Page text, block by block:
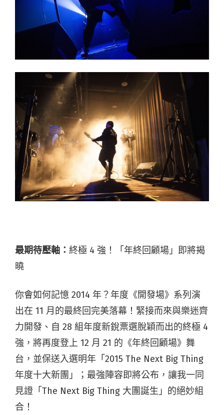
最期待壓軸： 終極 4 強！「年終回顧場」即將揭
曉
你會如何記憶 2014 年？年度《開發場》系列演
出在 11 月的最終回完美落幕！緊接而來與樂迷齊
力開發、自 28 組年度新銳票選脫穎而出的終極 4
強，將再度登上 12 月 21 的《年終回顧場》舞
台，並保送入選明年「2015 The Next Big Thing
年度十大新團」；最強陣容即將公布，讓我一同
見證「The Next Big Thing 大團誕生」的絕妙組
合！